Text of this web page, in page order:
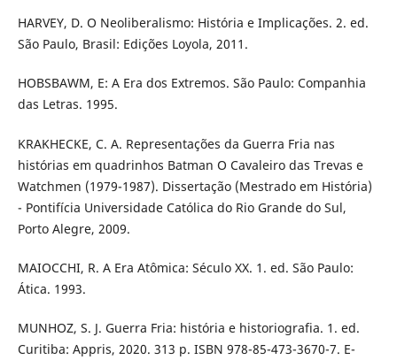
HARVEY, D. O Neoliberalismo: História e Implicações. 2. ed.
São Paulo, Brasil: Edições Loyola, 2011.
HOBSBAWM, E: A Era dos Extremos. São Paulo: Companhia
das Letras. 1995.
KRAKHECKE, C. A. Representações da Guerra Fria nas
histórias em quadrinhos Batman O Cavaleiro das Trevas e
Watchmen (1979-1987). Dissertação (Mestrado em História)
- Pontifícia Universidade Católica do Rio Grande do Sul,
Porto Alegre, 2009.
MAIOCCHI, R. A Era Atômica: Século XX. 1. ed. São Paulo:
Ática. 1993.
MUNHOZ, S. J. Guerra Fria: história e historiografia. 1. ed.
Curitiba: Appris, 2020. 313 p. ISBN 978-85-473-3670-7. E-